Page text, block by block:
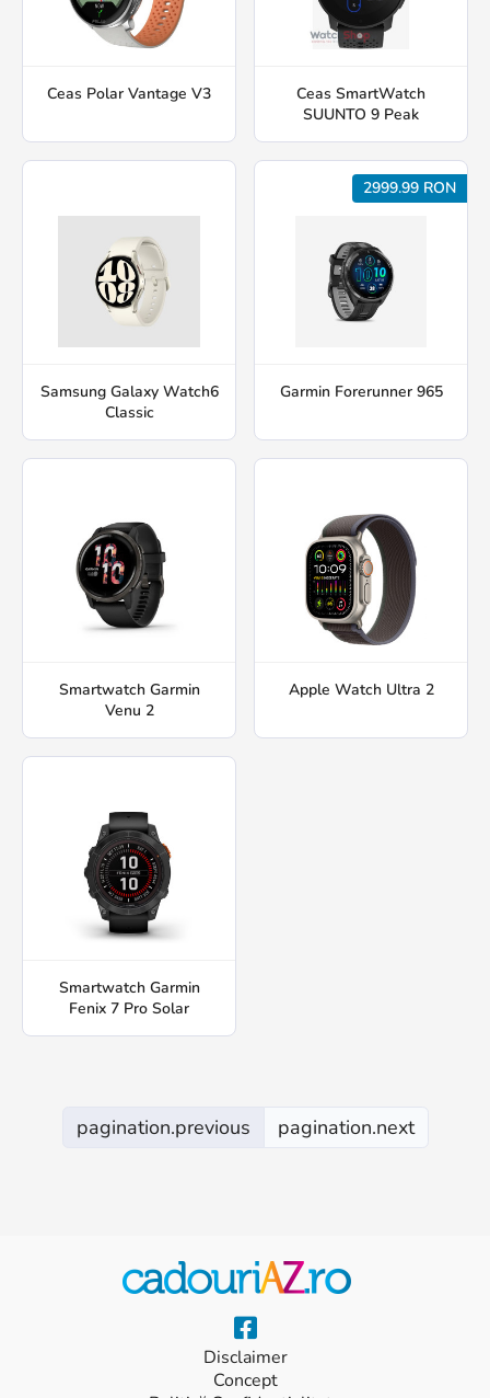
Ceas Polar Vantage V3
Ceas SmartWatch
SUUNTO 9 Peak
Samsung Galaxy Watch6
Classic
2999.99 RON
Garmin Forerunner 965
Smartwatch Garmin
Venu 2
Apple Watch Ultra 2
Smartwatch Garmin
Fenix 7 Pro Solar
pagination.previous pagination.next
Disclaimer
Concept